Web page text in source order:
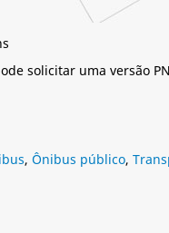
solicitar uma versão
, Ônibus público,